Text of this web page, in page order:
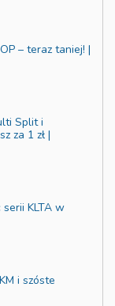
– teraz taniej! |
Split i
za 1 zł |
serii KLTA w
i szóste